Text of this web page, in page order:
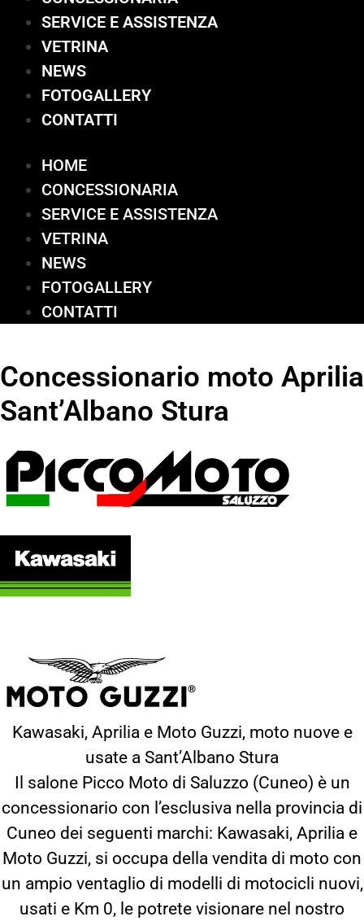
SERVICE E ASSISTENZA
VETRINA
NEWS
FOTOGALLERY
CONTATTI
HOME
CONCESSIONARIA
SERVICE E ASSISTENZA
VETRINA
NEWS
FOTOGALLERY
CONTATTI
Concessionario moto Aprilia
Sant’Albano Stura
Kawasaki, Aprilia e Moto Guzzi, moto nuove e
usate a Sant’Albano Stura
Il salone Picco Moto di Saluzzo (Cuneo) è un
concessionario con l’esclusiva nella provincia di
Cuneo dei seguenti marchi: Kawasaki, Aprilia e
Moto Guzzi, si occupa della vendita di moto con
un ampio ventaglio di modelli di motocicli nuovi,
usati e Km 0, le potrete visionare nel nostro